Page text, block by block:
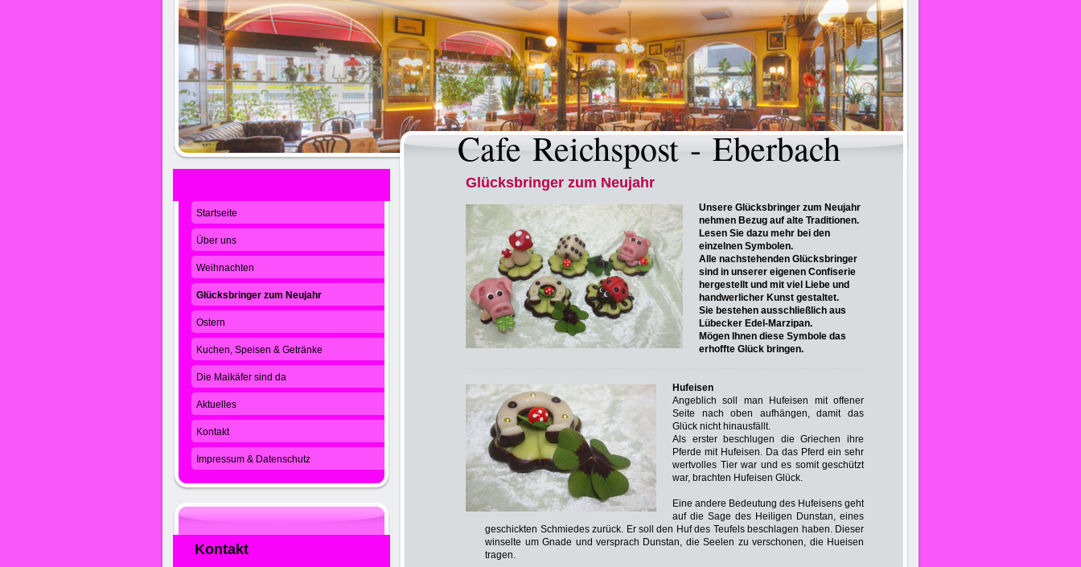
Cafe Reichspost - Eberbach
Glücksbringer zum Neujahr
Unsere Glücksbringer zum Neujahr
nehmen Bezug auf alte Traditionen.
Lesen Sie dazu mehr bei den
einzelnen Symbolen.
Alle nachstehenden Glücksbringer
sind in unserer eigenen Confiserie
hergestellt und mit viel Liebe und
handwerlicher Kunst gestaltet.
Sie bestehen ausschließlich aus
Lübecker Edel-Marzipan.
Mögen Ihnen diese Symbole das
erhoffte Glück bringen.
Hufeisen
Angeblich soll man Hufeisen mit offener
Seite nach oben aufhängen, damit das
Glück nicht hinausfällt.
Als erster beschlugen die Griechen ihre
Pferde mit Hufeisen. Da das Pferd ein sehr
wertvolles Tier war und es somit geschützt
war, brachten Hufeisen Glück.
Eine andere Bedeutung des Hufeisens geht
auf die Sage des Heiligen Dunstan, eines
geschickten Schmiedes zurück. Er soll den Huf des Teufels beschlagen haben. Dieser
winselte um Gnade und versprach Dunstan, die Seelen zu verschonen, die Hueisen
tragen.
Startseite
Über uns
Weihnachten
Glücksbringer zum Neujahr
Ostern
Kuchen, Speisen & Getränke
Die Maikäfer sind da
Aktuelles
Kontakt
Impressum & Datenschutz
Kontakt